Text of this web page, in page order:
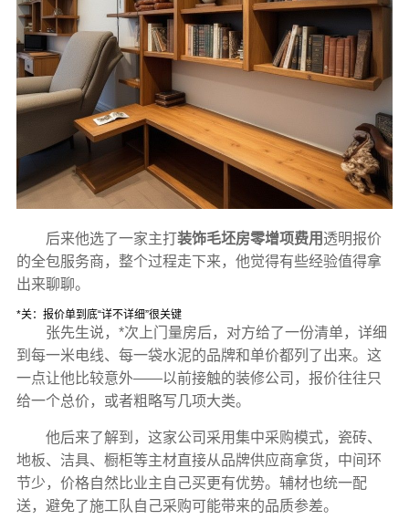
后来他选了一家主打装饰毛坯房零增项费用 透明报价
的全包服务商，整个过程走下来，他觉得有些经验值得拿
出来聊聊。
*关：报价单到底“详不详细”很关键
张先生说，*次上门量房后，对方给了一份清单，详细
到每一米电线、每一袋水泥的品牌和单价都列了出来。这
一点让他比较意外——以前接触的装修公司，报价往往只
给一个总价，或者粗略写几项大类。
他后来了解到，这家公司采用集中采购模式，瓷砖、
地板、洁具、橱柜等主材直接从品牌供应商拿货，中间环
节少，价格自然比业主自己买更有优势。辅材也统一配
送，避免了施工队自己采购可能带来的品质参差。